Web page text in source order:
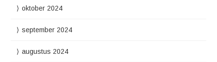
oktober 2024
september 2024
augustus 2024